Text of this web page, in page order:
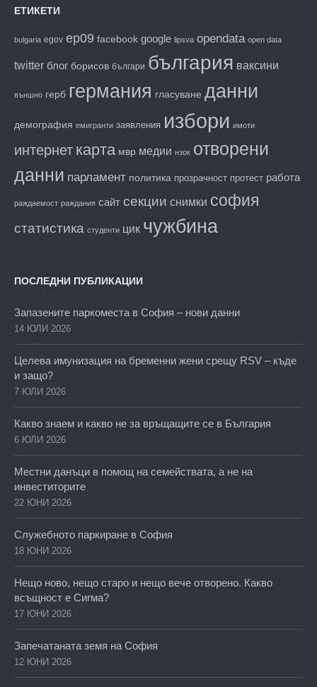
ЕТИКЕТИ
bulgaria egov ep09 facebook google lipsva opendata open data
twitter блог борисов българи българия ваксини
външно герб германия гласуване данни
демография емигранти заявления избори имоти
интернет карта мвр медии нзок отворени
данни парламент политика прозрачност протест работа
раждаемост раждания сайт секции снимки софия
статистика студенти цик чужбина
ПОСЛЕДНИ ПУБЛИКАЦИИ
Запазените паркоместа в София – нови данни
14 ЮЛИ 2026
Целева имунизация на бременни жени срещу RSV – къде
и защо?
7 ЮЛИ 2026
Какво знаем и какво не за връщащите се в България
6 ЮЛИ 2026
Местни данъци в помощ на семействата, а не на
инвеститорите
22 ЮНИ 2026
Служебното паркиране в София
18 ЮНИ 2026
Нещо ново, нещо старо и нещо вече отворено. Какво
всъщност е Сигма?
17 ЮНИ 2026
Запечатаната земя на София
12 ЮНИ 2026